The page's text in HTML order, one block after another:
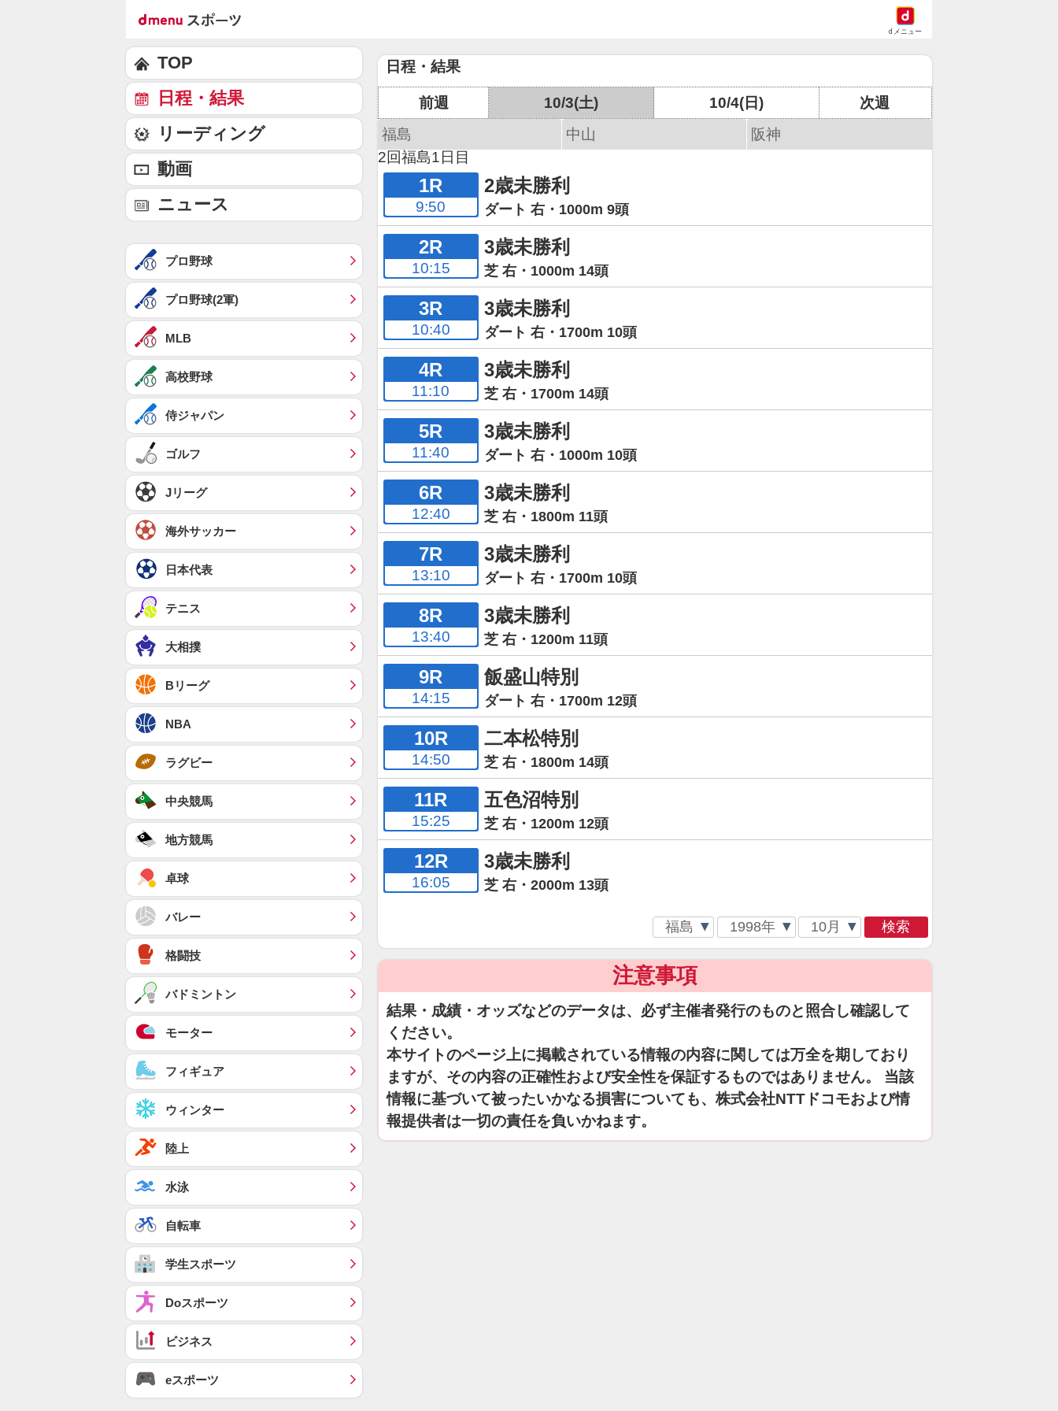
dメニュー
日程・結果
前週 10/3(土) 10/4(日)
次週
福島
中山
阪神
2回福島1日目
1R
9:50
2歳未勝利
ダート 右・1000m 9頭
2R
10:15
3歳未勝利
芝 右・1000m 14頭
3R
10:40
3歳未勝利
ダート 右・1700m 10頭
4R
11:10
3歳未勝利
芝 右・1700m 14頭
5R
11:40
3歳未勝利
ダート 右・1000m 10頭
6R
12:40
3歳未勝利
芝 右・1800m 11頭
7R
13:10
3歳未勝利
ダート 右・1700m 10頭
8R
13:40
3歳未勝利
芝 右・1200m 11頭
9R
14:15
飯盛山特別
ダート 右・1700m 12頭
10R
14:50
二本松特別
芝 右・1800m 14頭
11R
15:25
五色沼特別
芝 右・1200m 12頭
12R
16:05
3歳未勝利
芝 右・2000m 13頭
検索
注意事項
結果・成績・オッズなどのデータは、必ず主催者発行のものと照合し確認して
ください。
本サイトのページ上に掲載されている情報の内容に関しては万全を期しており
ますが、その内容の正確性および安全性を保証するものではありません。 当該
情報に基づいて被ったいかなる損害についても、株式会社NTTドコモおよび情
報提供者は一切の責任を負いかねます。
TOP
日程・結果
リーディング
動画
ニュース
プロ野球
プロ野球(2軍)
MLB
高校野球
侍ジャパン
ゴルフ
Jリーグ
海外サッカー
日本代表
テニス
大相撲
Bリーグ
NBA
ラグビー
中央競馬
地方競馬
卓球
バレー
格闘技
バドミントン
モーター
フィギュア
ウィンター
陸上
水泳
自転車
学生スポーツ
Doスポーツ
ビジネス
eスポーツ